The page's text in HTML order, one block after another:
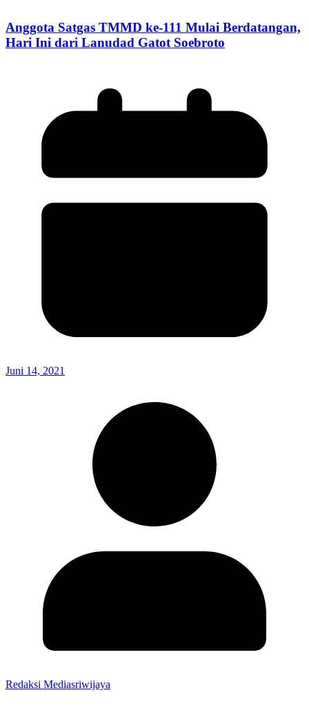
Anggota Satgas TMMD ke-111 Mulai Berdatangan,
Hari Ini dari Lanudad Gatot Soebroto
Juni 14, 2021
Redaksi Mediasriwijaya